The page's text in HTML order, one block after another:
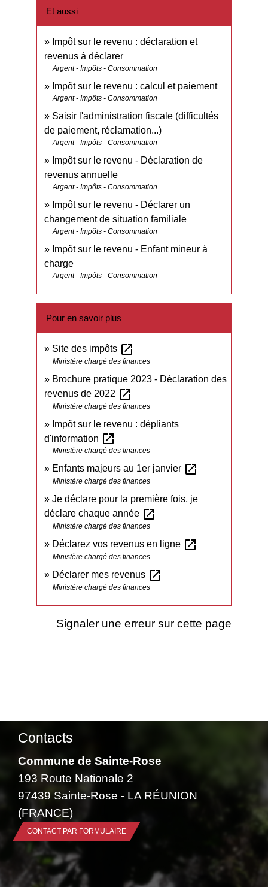
Et aussi
Impôt sur le revenu : déclaration et
revenus à déclarer
Argent - Impôts - Consommation
Impôt sur le revenu : calcul et paiement
Argent - Impôts - Consommation
Saisir l'administration fiscale (difficultés
de paiement, réclamation...)
Argent - Impôts - Consommation
Impôt sur le revenu - Déclaration de
revenus annuelle
Argent - Impôts - Consommation
Impôt sur le revenu - Déclarer un
changement de situation familiale
Argent - Impôts - Consommation
Impôt sur le revenu - Enfant mineur à
charge
Argent - Impôts - Consommation
Pour en savoir plus
Site des impôts open_in_new
Ministère chargé des finances
Brochure pratique 2023 - Déclaration des
revenus de 2022 open_in_new
Ministère chargé des finances
Impôt sur le revenu : dépliants
d'information open_in_new
Ministère chargé des finances
Enfants majeurs au 1er janvier open_in_new
Ministère chargé des finances
Je déclare pour la première fois, je
déclare chaque année open_in_new
Ministère chargé des finances
Déclarez vos revenus en ligne open_in_new
Ministère chargé des finances
Déclarer mes revenus open_in_new
Ministère chargé des finances
Signaler une erreur sur cette page
Contacts
Commune de Sainte-Rose
193 Route Nationale 2
97439 Sainte-Rose - LA RÉUNION
(FRANCE)
CONTACT PAR FORMULAIRE